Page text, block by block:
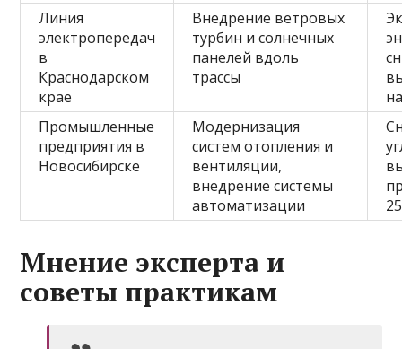
Линия
электропередач
в
Краснодарском
крае
Внедрение ветровых
турбин и солнечных
панелей вдоль
трассы
Промышленные
предприятия в
Новосибирске
Модернизация
систем отопления и
вентиляции,
внедрение системы
автоматизации
Мнение эксперта и
советы практикам